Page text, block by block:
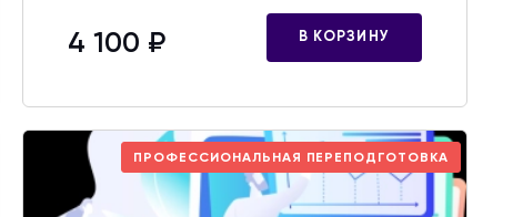
4 100 ₽ В КОРЗИНУ
ПРОФЕССИОНАЛЬНАЯ ПЕРЕПОДГОТОВКА